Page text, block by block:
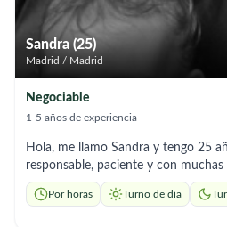
sincera, generando confianza y
Sandra (25)
Madrid / Madrid
Negociable
1-5 años de experiencia
Hola, me llamo Sandra y tengo 25
responsable, paciente y con muchas
experiencia cuidando personas
limpieza en domicilios particulares. Puedo ayudar con: • 👵
Por horas Turno de día